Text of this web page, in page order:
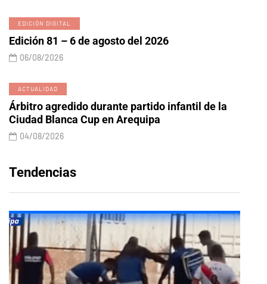
EDICIÓN DIGITAL
Edición 81 – 6 de agosto del 2026
06/08/2026
ACTUALIDAD
Árbitro agredido durante partido infantil de la
Ciudad Blanca Cup en Arequipa
04/08/2026
Tendencias